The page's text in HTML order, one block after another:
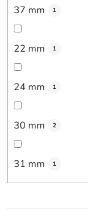
37 mm 1
22 mm 1
24 mm 1
30 mm 2
31 mm 1